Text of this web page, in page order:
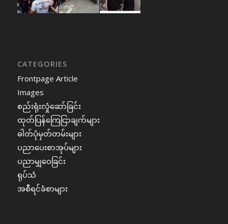
CATEGORIES
Frontpage Article
Images
စည်းရုံးလှုံဆော်ခြင်း
ထုတ်ပြန်ကြေငြာချက်များ
ဓါတ်ပုံမှတ်တမ်းများ
ပညာပေးစာအုပ်များ
ပညာမျှဝေခြင်း
ရုပ်သံ
အစီရင်ခံစာများ